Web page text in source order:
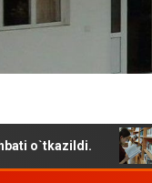
“Yoz- kitob